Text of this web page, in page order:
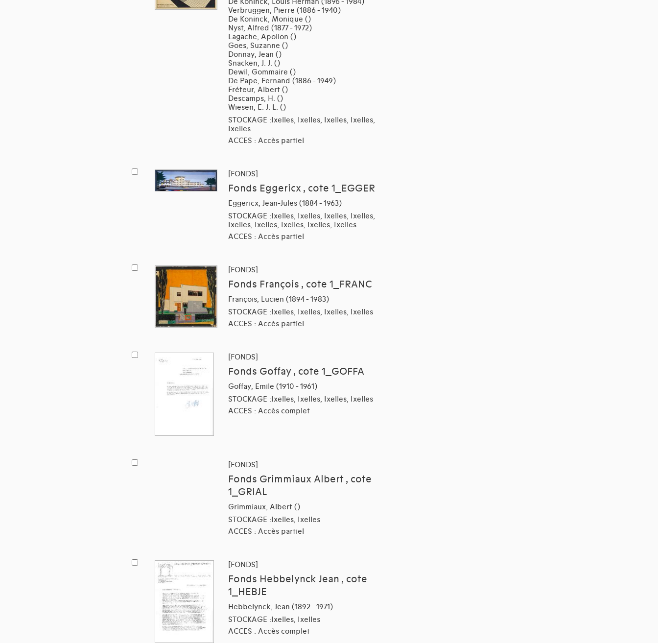
Verbruggen, Pierre (1886 - 1940)
De Koninck, Monique ()
Nyst, Alfred (1877 - 1972)
Lagache, Apollon ()
Goes, Suzanne ()
Donnay, Jean ()
Snacken, J. J. ()
Dewil, Gommaire ()
De Pape, Fernand (1886 - 1949)
Fréteur, Albert ()
Descamps, H. ()
Wiesen, E. J. L. ()
STOCKAGE :Ixelles, Ixelles, Ixelles, Ixelles,
Ixelles
ACCES : Accès partiel
[FONDS]
Fonds Eggericx , cote 1_EGGER
Eggericx, Jean-Jules (1884 - 1963)
STOCKAGE :Ixelles, Ixelles, Ixelles, Ixelles,
Ixelles, Ixelles, Ixelles, Ixelles, Ixelles
ACCES : Accès partiel
[FONDS]
Fonds François , cote 1_FRANC
François, Lucien (1894 - 1983)
STOCKAGE :Ixelles, Ixelles, Ixelles, Ixelles
ACCES : Accès partiel
[FONDS]
Fonds Goffay , cote 1_GOFFA
Goffay, Emile (1910 - 1961)
STOCKAGE :Ixelles, Ixelles, Ixelles, Ixelles
ACCES : Accès complet
[FONDS]
Fonds Grimmiaux Albert , cote
1_GRIAL
Grimmiaux, Albert ()
STOCKAGE :Ixelles, Ixelles
ACCES : Accès partiel
[FONDS]
Fonds Hebbelynck Jean , cote
1_HEBJE
Hebbelynck, Jean (1892 - 1971)
STOCKAGE :Ixelles, Ixelles
ACCES : Accès complet